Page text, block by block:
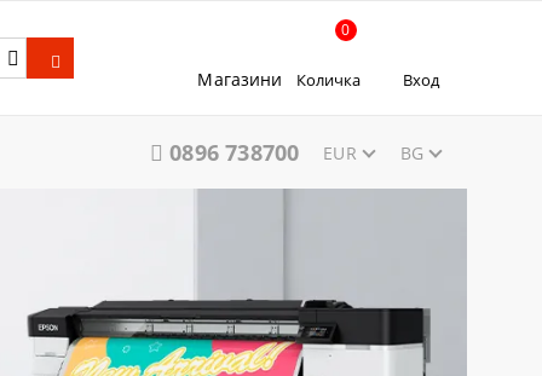
Магазини Количка
0
Вход
0896 738700 EUR BG